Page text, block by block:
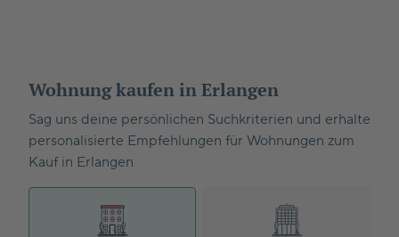
Wohnung kaufen in Erlangen
Sag uns deine persönlichen Suchkriterien und erhalte
personalisierte Empfehlungen für Wohnungen zum
Kauf in Erlangen